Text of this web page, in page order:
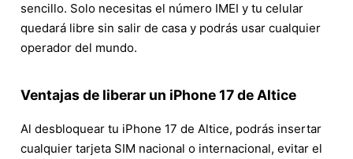
sencillo. Solo necesitas el número IMEI y tu celular
quedará libre sin salir de casa y podrás usar cualquier
operador del mundo.
Ventajas de liberar un iPhone 17 de Altice
Al desbloquear tu iPhone 17 de Altice, podrás insertar
cualquier tarjeta SIM nacional o internacional, evitar el